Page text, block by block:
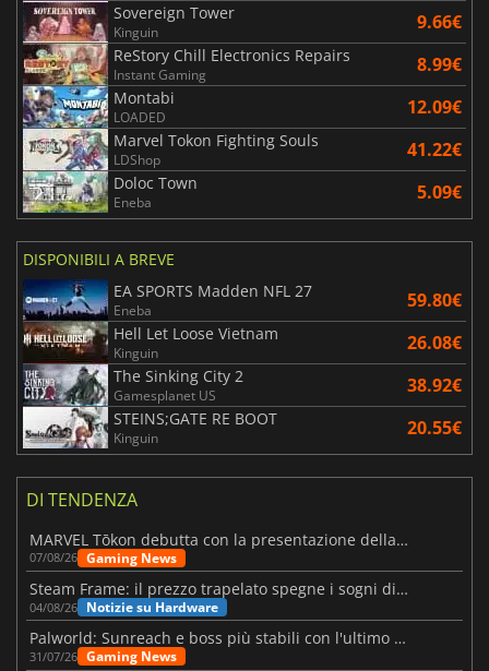
Sovereign Tower
Kinguin 9.66€
ReStory Chill Electronics Repairs
Instant Gaming 8.99€
Montabi
LOADED 12.09€
Marvel Tokon Fighting Souls
LDShop 41.22€
Doloc Town
Eneba 5.09€
DISPONIBILI A BREVE
EA SPORTS Madden NFL 27
Eneba 59.80€
Hell Let Loose Vietnam
Kinguin 26.08€
The Sinking City 2
Gamesplanet US 38.92€
STEINS;GATE RE BOOT
Kinguin 20.55€
DI TENDENZA
MARVEL Tōkon debutta con la presentazione della roadmap per il primo anno
07/08/26 Gaming News
Steam Frame: il prezzo trapelato spegne i sogni di un VR economico
04/08/26 Notizie su Hardware
Palworld: Sunreach e boss più stabili con l'ultimo update
31/07/26 Gaming News